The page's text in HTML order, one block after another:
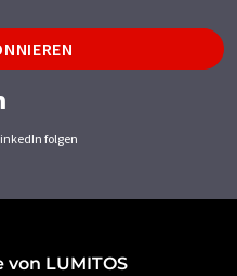
folgen
LUMITOS